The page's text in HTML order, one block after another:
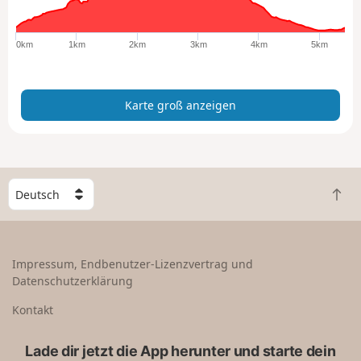
r
ß
z
i
0km 1km 2km 3km 4km 5km
Karte groß anzeigen
W
ä
h
e
n
Z
u
Impressum, Endbenutzer-Lizenzvertrag und
Datenschutzerklärung
Kontakt
Lade dir jetzt die App herunter und starte dein